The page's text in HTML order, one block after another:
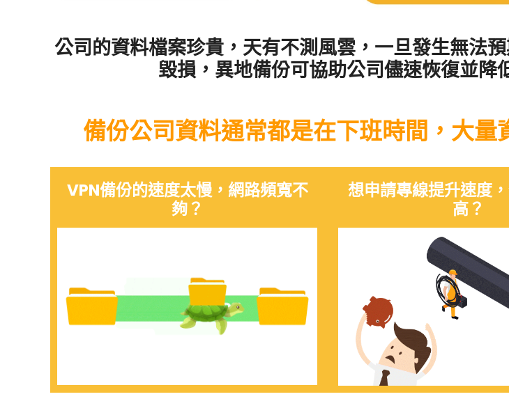
公司的資料檔案珍貴，天有不測風雲，一旦發生無法
毀損，異地備份可協助公司儘速恢復並降
備份公司資料通常都是在下班時間，大
VPN備份的速度太慢，網路頻寬不
夠？
想申請專線提升速度
高？